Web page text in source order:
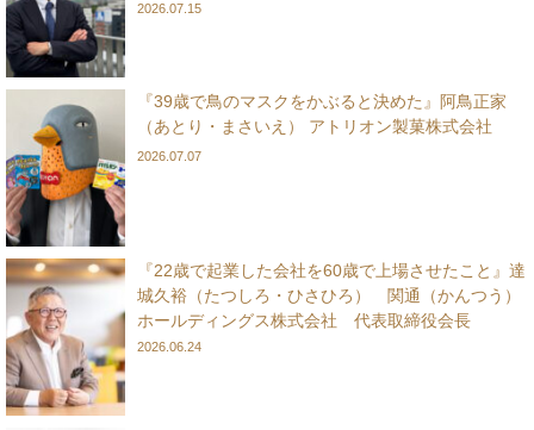
2026.07.15
『39歳で鳥のマスクをかぶると決めた』阿鳥正家
（あとり・まさいえ） アトリオン製菓株式会社
2026.07.07
『22歳で起業した会社を60歳で上場させたこと』達
城久裕（たつしろ・ひさひろ） 関通（かんつう）
ホールディングス株式会社 代表取締役会長
2026.06.24